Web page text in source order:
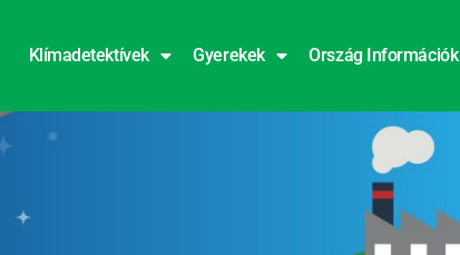
Klímadetektívek Gyerekek Ország Információk